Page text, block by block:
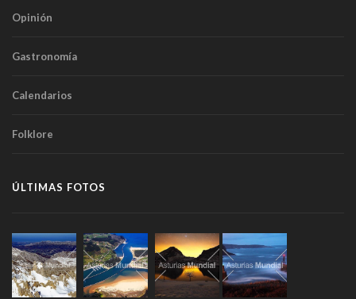
Opinión
Gastronomía
Calendarios
Folklore
ÚLTIMAS FOTOS